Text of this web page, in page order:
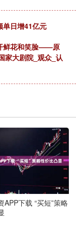
单日增41亿元
鲜花和笑脸——原
家大剧院_观众_认
APP下载 “买短”策略